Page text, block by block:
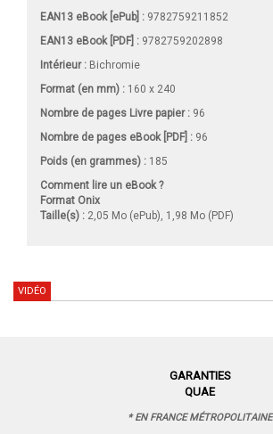
EAN13 eBook [ePub] : 9782759211852
EAN13 eBook [PDF] : 9782759202898
Intérieur : Bichromie
Format (en mm) : 160 x 240
Nombre de pages Livre papier: 96
Nombre de pages eBook [PDF] : 96
Poids (en grammes) : 185
Comment lire un eBook ?
Format Onix
Taille(s) : 2,05 Mo (ePub), 1,98 Mo (PDF)
VIDÉO
GARANTIES
QUAE
* EN FRANCE MÉTROPOLITAINE